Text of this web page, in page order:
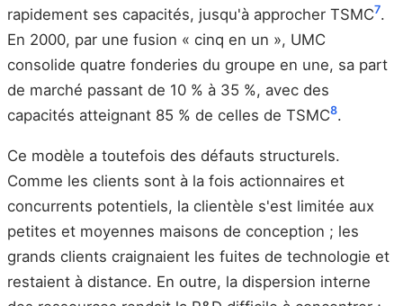
rapidement ses capacités, jusqu'à approcher TSMC7.
En 2000, par une fusion « cinq en un », UMC
consolide quatre fonderies du groupe en une, sa part
de marché passant de 10 % à 35 %, avec des
capacités atteignant 85 % de celles de TSMC8.
Ce modèle a toutefois des défauts structurels.
Comme les clients sont à la fois actionnaires et
concurrents potentiels, la clientèle s'est limitée aux
petites et moyennes maisons de conception ; les
grands clients craignaient les fuites de technologie et
restaient à distance. En outre, la dispersion interne